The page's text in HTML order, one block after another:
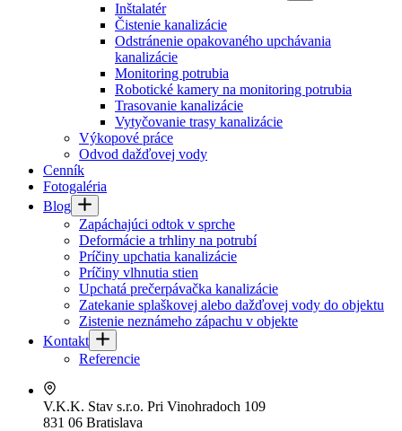
Inštalatér
Čistenie kanalizácie
Odstránenie opakovaného upchávania
kanalizácie
Monitoring potrubia
Robotické kamery na monitoring potrubia
Trasovanie kanalizácie
Vytyčovanie trasy kanalizácie
Výkopové práce
Odvod dažďovej vody
Cenník
Fotogaléria
Blog
Zapáchajúci odtok v sprche
Deformácie a trhliny na potrubí
Príčiny upchatia kanalizácie
Príčiny vlhnutia stien
Upchatá prečerpávačka kanalizácie
Zatekanie splaškovej alebo dažďovej vody do objektu
Zistenie neznámeho zápachu v objekte
Kontakt
Referencie
V.K.K. Stav s.r.o. Pri Vinohradoch 109
831 06 Bratislava